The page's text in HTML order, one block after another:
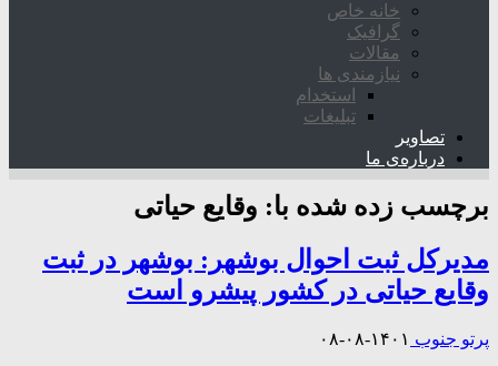
خانه خاص
گرافیک
مقالات
نیازمندی ها
استخدام
تبلیغات
تصاویر
درباره‌ی ما
برچسب زده شده با: وقایع حیاتی
مدیرکل ثبت احوال بوشهر: بوشهر در ثبت
وقایع حیاتی در کشور پیشرو است
پرتو جنوب ۱۴۰۱-۰۸-۰۸